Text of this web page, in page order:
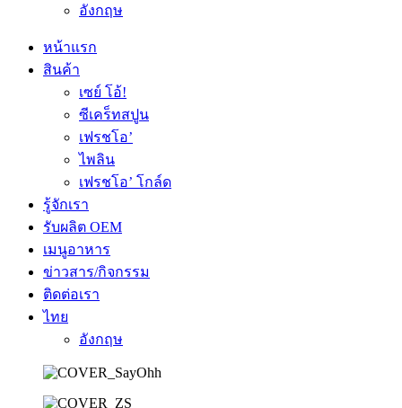
อังกฤษ
หน้าแรก
สินค้า
เซย์ โอ้!
ซีเคร็ทสปูน
เฟรชโอ’
ไพลิน
เฟรชโอ’ โกล์ด
รู้จักเรา
รับผลิต OEM
เมนูอาหาร
ข่าวสาร/กิจกรรม
ติดต่อเรา
ไทย
อังกฤษ